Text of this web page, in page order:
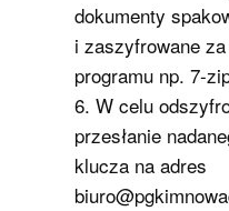
dokumenty
i zaszyfrowane
programu np. 7-
6. W celu
przesłanie
klucza na adres